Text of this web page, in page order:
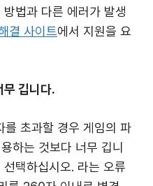
법과 다른 에러가 발생
결 사이트에서 지원을 요
깁니다.
초과할 경우 게임의 파
하는 것보다 너무 깁니
택하십시오. 라는 오류